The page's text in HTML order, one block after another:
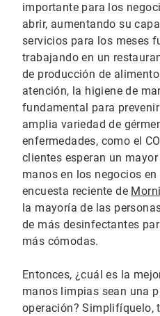
importante para los
abrir, aumentando su
servicios para los meses
trabajando en un
de producción de
atención, la higiene de
fundamental para
amplia variedad de
enfermedades, como el
clientes esperan un
manos en los negocios
encuesta reciente de
la mayoría de las
de más desinfectantes
más cómodas.
Entonces, ¿cuál es la
manos limpias sean una
operación? Simplifíquelo,